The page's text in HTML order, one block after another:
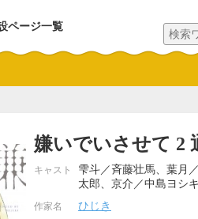
ページ一覧
嫌いでいさせて 2
キャスト
雫斗／斉藤壮馬、葉月
太郎、京介／中島ヨシキ
作家名 ひじき